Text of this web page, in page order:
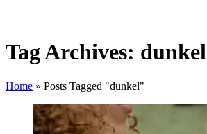
Tag Archives: dunkel
Home » Posts Tagged "dunkel"